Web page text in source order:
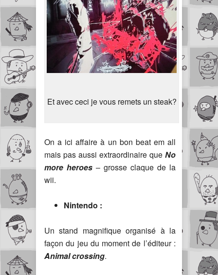
Et avec ceci je vous remets un steak?
On a ici affaire à un bon beat em all
mais pas aussi extraordinaire que No
more heroes – grosse claque de la
wii.
Nintendo :
Un stand magnifique organisé à la
façon du jeu du moment de l’éditeur :
Animal crossing.